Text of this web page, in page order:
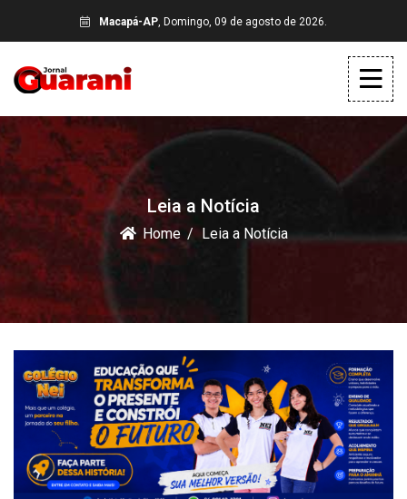
Macapá-AP, Domingo, 09 de agosto de 2026.
Leia a Notícia
Home Leia a Notícia